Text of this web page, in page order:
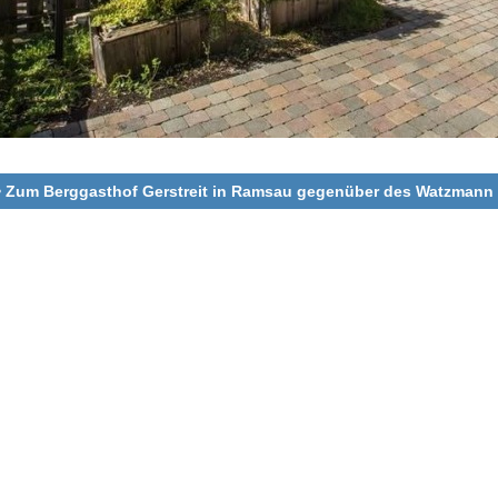
Zum Berggasthof Gerstreit in Ramsau gegenüber des Watzmann